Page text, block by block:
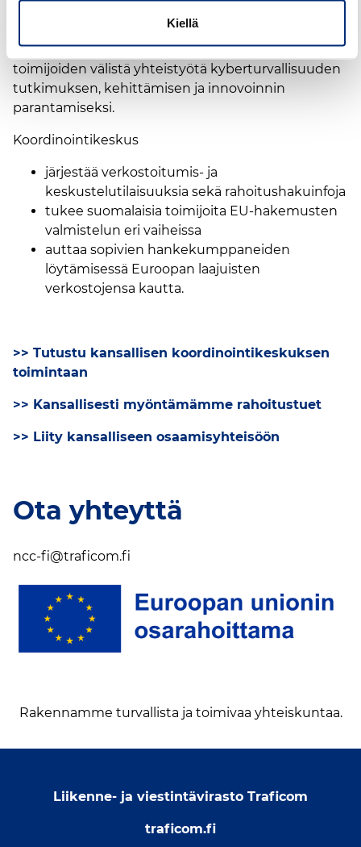
Kiellä
keskeiset toimijat julkiselta, yksityiseltä ja
kolmannelta sektorilta. Tavoitteena on kehittää
toimijoiden välistä yhteistyötä kyberturvallisuuden
tutkimuksen, kehittämisen ja innovoinnin
parantamiseksi.
Koordinointikeskus
järjestää verkostoitumis- ja
keskustelutilaisuuksia sekä rahoitushakuinfoja
tukee suomalaisia toimijoita EU-hakemusten
valmistelun eri vaiheissa
auttaa sopivien hankekumppaneiden
löytämisessä Euroopan laajuisten
verkostojensa kautta.
>> Tutustu kansallisen koordinointikeskuksen
toimintaan
>> Kansallisesti myöntämämme rahoitustuet
>> Liity kansalliseen osaamisyhteisöön
Ota yhteyttä
ncc-fi@traficom.fi
Rakennamme turvallista ja toimivaa yhteiskuntaa.
Liikenne- ja viestintävirasto Traficom
traficom.fi